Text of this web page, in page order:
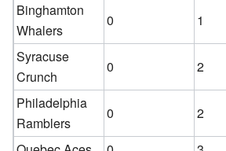
Binghamton
Whalers
0 1
Syracuse
Crunch
0 2
Philadelphia
Ramblers
0 2